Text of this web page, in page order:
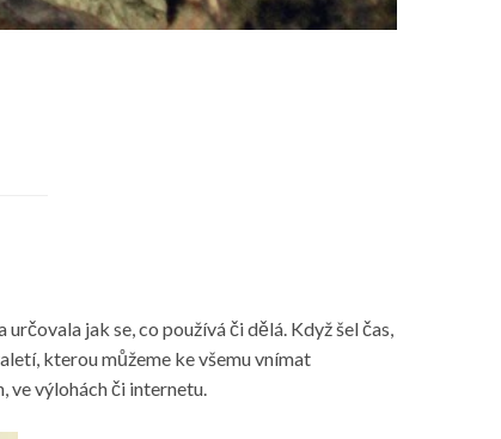
jak se, co používá či dělá. Když šel čas,
kterou můžeme ke všemu vnímat
ve výlohách či internetu.